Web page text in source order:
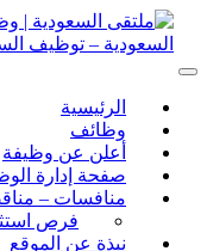
– توظيف السعوديه |
السعوديه | تنقيب
الرئيسية
وظائف
أعلن عن وظيفة
صفحة إدارة الوظائف
منافسات – مناقصات
فرص
نبذة عن الموقع